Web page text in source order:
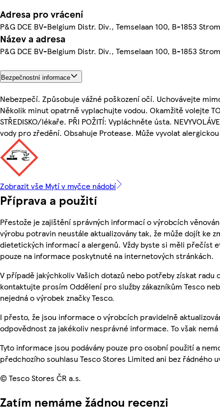
Adresa pro vrácení
P&G DCE BV-Belgium Distr. Div., Temselaan 100, B-1853
Název a adresa
P&G DCE BV-Belgium Distr. Div., Temselaan 100, B-1853
Bezpečnostní informace
Nebezpečí. Způsobuje vážné poškození očí. Uchovávejte
Několik minut opatrně vyplachujte vodou. Okamžitě volejte
STŘEDISKO/lékaře. PŘI POŽITÍ: Vypláchněte ústa.
vody pro zředění. Obsahuje Protease. Může vyvolat
Zobrazit vše Mytí v myčce nádobí
Příprava a použití
Přestože je zajištění správných informací o výrobcích
výrobu potravin neustále aktualizovány tak, že může dojít ke
dietetických informací a alergenů. Vždy byste si měli přečíst
pouze na informace poskytnuté na internetových stránkách.
V případě jakýchkoliv Vašich dotazů nebo potřeby získat radu
kontaktujte prosím Oddělení pro služby zákazníkům Tesco
nejedná o výrobek značky Tesco.
I přesto, že jsou informace o výrobcích pravidelně
odpovědnost za jakékoliv nesprávné informace. To však
Tyto informace jsou podávány pouze pro osobní použití a
předchozího souhlasu Tesco Stores Limited ani bez řádného
© Tesco Stores ČR a.s.
Zatím nemáme žádnou recenzi